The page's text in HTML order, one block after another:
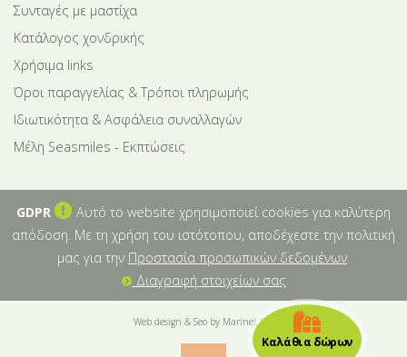
Συνταγές με μαστίχα
Κατάλογος χονδρικής
Χρήσιμα links
Όροι παραγγελίας & Τρόποι πληρωμής
Ιδιωτικότητα & Ασφάλεια συναλλαγών
Μέλη Seasmiles - Εκπτώσεις
GDPR
Αυτό το website χρησιμοποιεί cookies για καλύτερη
απόδοση. Με τη χρήση του ιστότοπου, αποδέχεστε την πολιτική
μας για την Προστασία προσωπικών δεδομένων
Διαγραφή στοιχείων σας
Web design & Seo by Marinet Ltd
Καλάθια δώρων